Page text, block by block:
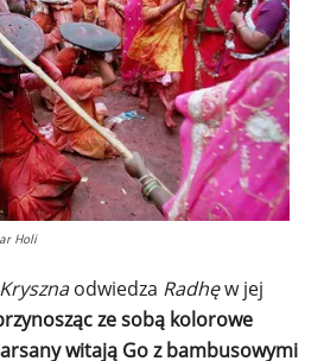
Holi
Krysznaodwiedza Radhęw jej
ze sobą kolorowe
witają Go z bambusowymi